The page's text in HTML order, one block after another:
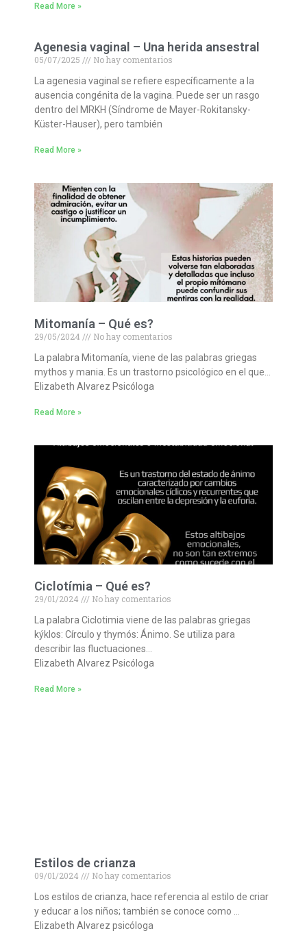
Read More »
Agenesia vaginal – Una herida ansestral
05/07/2025
No hay comentarios
ausencia congénita de la vagina. Puede ser un rasgo
dentro del MRKH (Síndrome de Mayer-Rokitansky-
Küster-Hauser), pero también
Read More »
Mitomanía – Qué es?
29/05/2024
No hay comentarios
mythos y mania. Es un trastorno psicológico en el que…
Elizabeth Alvarez Psicóloga
Read More »
Ciclotímia – Qué es?
29/01/2024
No hay comentarios
kýklos: Círculo y thymós: Ánimo. Se utiliza para
describir las fluctuaciones…
Elizabeth Alvarez Psicóloga
Read More »
Estilos de crianza
09/01/2024
No hay comentarios
y educar a los niños; también se conoce como …
Elizabeth Alvarez psicóloga